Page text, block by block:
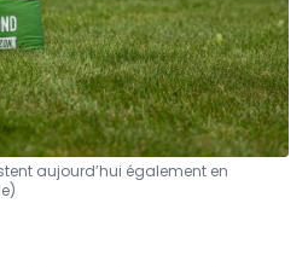
aujourd’hui également en